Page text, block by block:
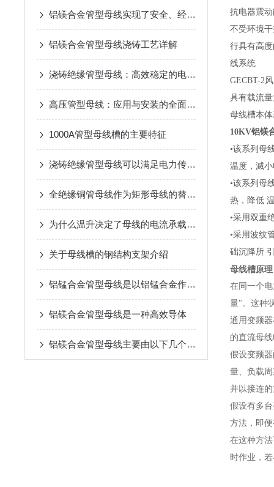
铝镁合金管型母线实现了安全、经济的电能传输
铝镁合金管型母线浇铸工艺详解
浇铸绝缘管型母线：高效稳定的电力传输解决方案
高压管型母线：应用与安装的全面解析
1000A管型母线槽的主要特征
浇铸绝缘管型母线可以满足电力传输的要求
全绝缘铜管母线作为矩形母线的替代品
为什么温升决定了母线的电流承载能力？
关于母线槽的钢结构支架介绍
铝锰合金管型母线是以铝锰合金作为导体材料的
铝镁合金管型母线是一种高效导体
铝镁合金管型母线主要由以下几个部分组成
抗电器震
不受环境
行具有高
线系统
GECBT-2
具有载流
母线槽本
10KV铝镁
•该系列母
温度，滅
•该系列母
热，降低
•采用双重
•采用波纹
础沉降所
母线槽原理
在同一个
量"。这种
通用变频
的直流母
假设变频
量、负载
并以接连
假设有多
方法，即
在这种方
时作业，